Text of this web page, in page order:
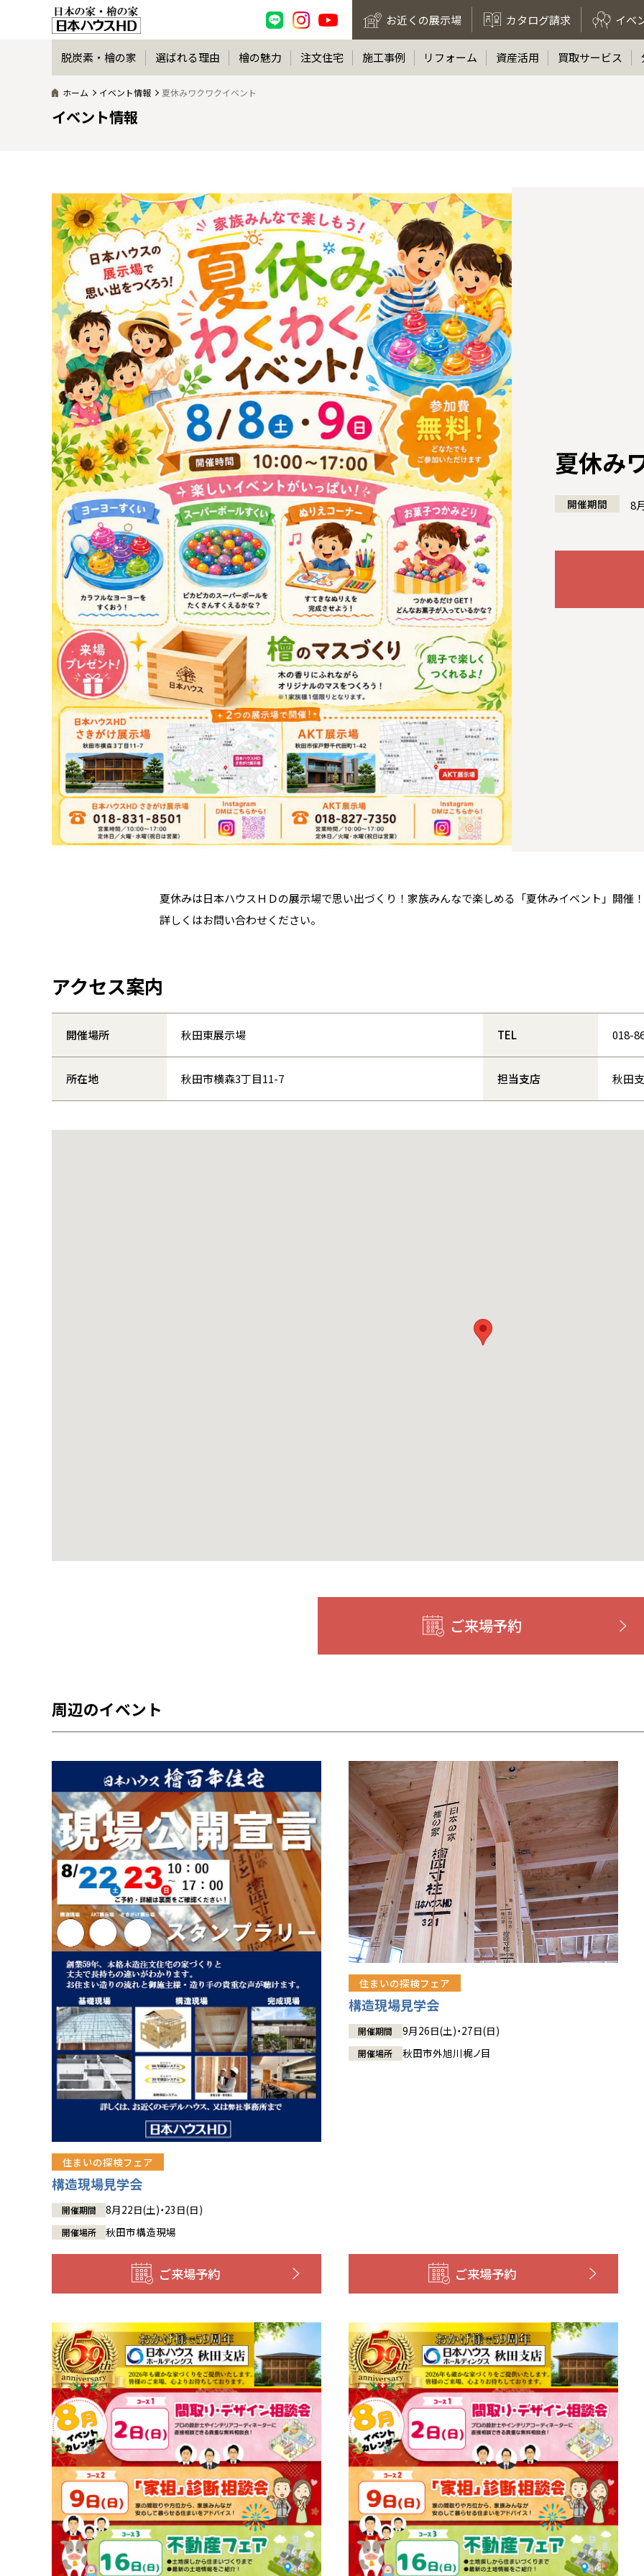
お近くの展示場 カタログ請求 イベ
脱炭素・檜の家 選ばれる理由 檜の魅力 注文住宅 施工事例 リフォーム 資産活用 買取サービス
ホーム イベント情報 夏休みワクワクイベント
イベント情報
夏休み
開催期間 8
夏休みは日本ハウスＨＤの展示場で思い出づくり！家族みんなで楽しめる「夏休みイベント」開催！
詳しくはお問い合わせください。
アクセス案内
開催場所 秋田東展示場 TEL 018-
所在地 秋田市横森3丁目11-7 担当支店 秋田
ご来場予約
周辺のイベント
住まいの探検フェア
構造現場見学会
開催期間 8月22日(土)・23日(日)
開催場所 秋田市構造現場
ご来場予約
住まいの探検フェア
構造現場見学会
開催期間 9月26日(土)・27日(日)
開催場所 秋田市外旭川梶ノ目
ご来場予約
全国の展示場
北海道
札幌
道央
道北
道南
道東
東北
青森
秋田
岩手
山形
宮城
福島
甲信越・北陸
新潟
山梨
長野
富山
石川
関東
東京
神奈川
埼玉
千葉
栃木
東海
愛知
岐阜
静岡
近畿
大阪
京都
奈良
中国・四国
岡山
愛媛
広島
九州
佐賀
宮崎
お近くのイベント
北海道
札幌
札幌
小樽
道央
苫小牧千歳
小樽
道北
旭川
道南
函館
室蘭
道東
帯広
釧路
東北
青森県
八戸
青森
秋田県
秋田
岩手県
盛岡
北上
山形県
山形
宮城県
仙台
福島県
郡山
福島
甲信越・北陸
新潟県
新潟
長岡
山梨県
甲府
長野県
長野
松本
富山県
富山
石川県
金沢
関東
東京都
世田谷
八王子
神奈川県
横浜
湘南
相模
埼玉県
埼玉
所沢
東海
愛知県
名古屋
豊橋
岐阜県
岐阜
静岡県
静岡
浜松
近畿
大阪府
大阪
京都府
京都
中国・四国
岡山県
岡山
九州
佐賀県
佐賀
鹿児島県
鹿児島